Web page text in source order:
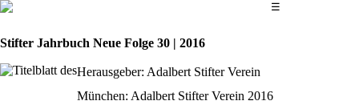
Das
☰
Stifter Jahrbuch Neue Folge 30 | 2016
Herausgeber: Adalbert Stifter Verein
München: Adalbert Stifter Verein 2016